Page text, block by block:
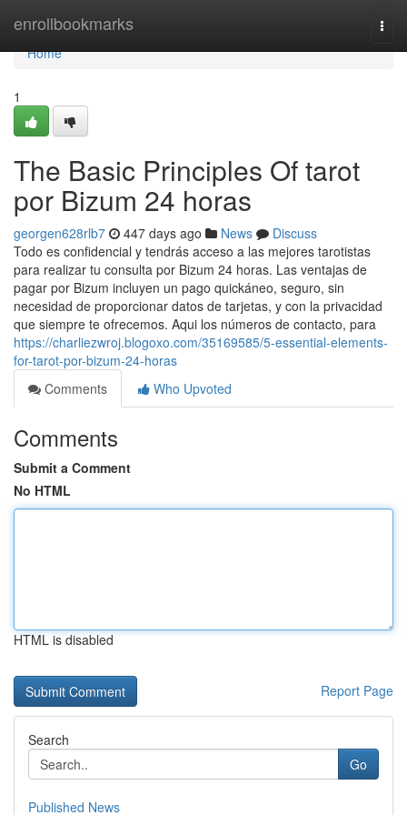
enrollbookmarks
Home
Home
1
The Basic Principles Of tarot
por Bizum 24 horas
georgen628rlb7 447 days ago News
Discuss
Todo es confidencial y tendrás acceso a las mejores tarotistas
para realizar tu consulta por Bizum 24 horas. Las ventajas de
pagar por Bizum incluyen un pago quickáneo, seguro, sin
necesidad de proporcionar datos de tarjetas, y con la privacidad
que siempre te ofrecemos. Aqui los números de contacto, para
https://charliezwroj.blogoxo.com/35169585/5-essential-elements-
for-tarot-por-bizum-24-horas
Comments
Who Upvoted
Comments
Submit a Comment
No HTML
HTML is disabled
Report Page
Search
Go
Published News